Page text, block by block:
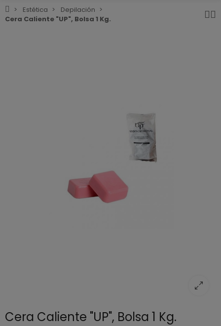
Estética
Depilación
Cera Caliente "UP", Bolsa 1 Kg.
Cera Caliente "UP", Bolsa 1 Kg.